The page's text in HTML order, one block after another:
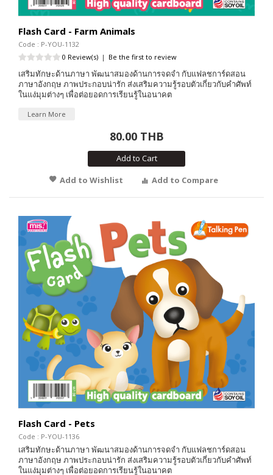
Flash Card - Farm Animals
Code : P-YOU-1132
0 Review(s) | Be the first to review
เสริมทักษะด้านภาษา พัฒนาสมองด้านการจดจำ กับแฟลชการ์ดสอน
ภาษาอังกฤษ ภาพประกอบน่ารัก ส่งเสริมความรู้รอบตัวเกี่ยวกับคำศัพท์
ในแง่มุมต่างๆ เพื่อต่อยอดการเรียนรู้ในอนาคต
Learn More
80.00 THB
Add to Cart
Add to Wishlist
Add to Compare
Flash Card - Pets
Code : P-YOU-1136
เสริมทักษะด้านภาษา พัฒนาสมองด้านการจดจำ กับแฟลชการ์ดสอน
ภาษาอังกฤษ ภาพประกอบน่ารัก ส่งเสริมความรู้รอบตัวเกี่ยวกับคำศัพท์
ในแง่มุมต่างๆ เพื่อต่อยอดการเรียนรู้ในอนาคต